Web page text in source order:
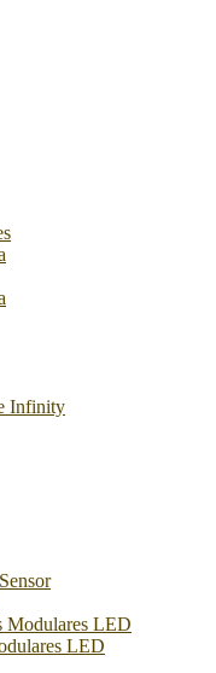
Infinity
Modulares LED
LED